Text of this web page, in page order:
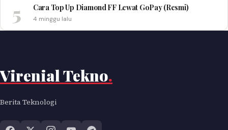
5 Cara Top Up Diamond FF Lewat GoPay (Resmi)
4 minggu lalu
Virenial Tekno.
Berita Teknologi